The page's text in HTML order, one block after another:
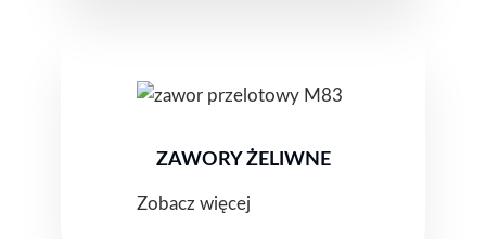
ZAWORY ŻELIWNE
Zobacz więcej